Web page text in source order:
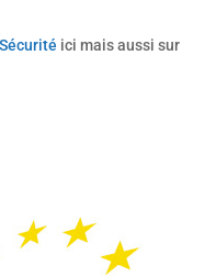
ici mais aussi sur